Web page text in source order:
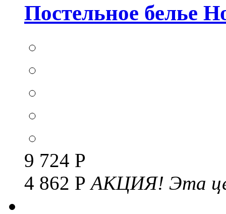
Постельное белье
9 724 Р
4 862 РАКЦИЯ! Эта